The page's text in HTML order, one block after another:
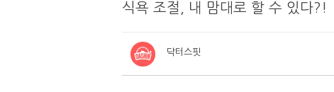
식욕 조절, 내 맘대로 할 수 있다?!
닥터스핏